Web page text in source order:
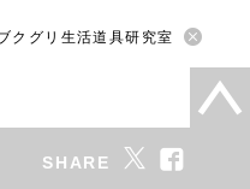
クグリ生活道具研究室
SHARE